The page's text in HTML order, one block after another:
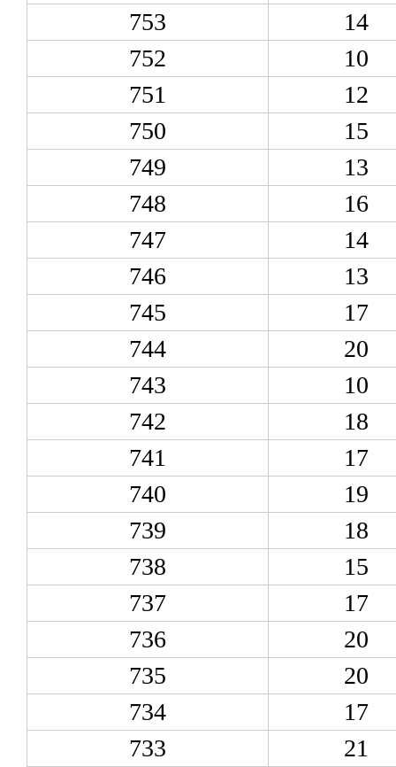
753
14
752
10
751
12
750
15
749
13
748
16
747
14
746
13
745
17
744
20
743
10
742
18
741
17
740
19
739
18
738
15
737
17
736
20
735
20
734
17
733
21